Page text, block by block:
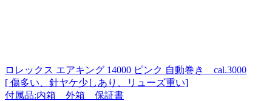
ロレックス エアキング 14000 ピンク 自動巻き cal.3000
[ 傷多い、針ヤケ少しあり、リューズ重い]
付属品:内箱 外箱 保証書